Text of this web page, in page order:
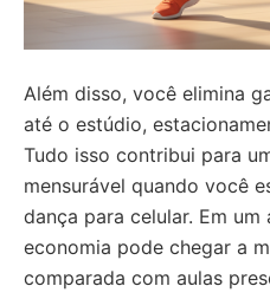
Além disso, você elimina
até o estúdio,
Tudo isso contribui para
mensurável quando você
dança para celular. Em um
economia pode chegar a
comparada com aulas